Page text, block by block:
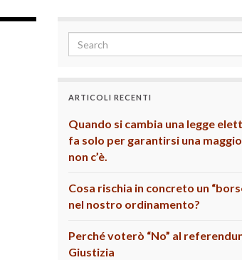
ARTICOLI RECENTI
Quando si cambia una legge
fa solo per garantirsi una
non c’è.
Cosa rischia in concreto un
nel nostro ordinamento?
Perché voterò “No” al
Giustizia